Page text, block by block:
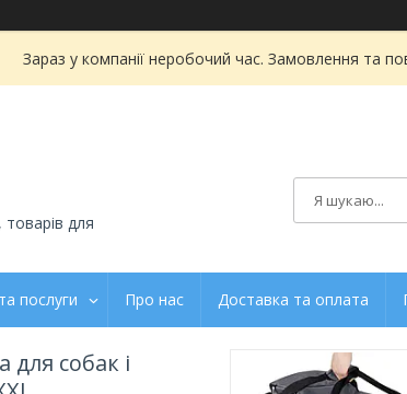
Зараз у компанії неробочий час. Замовлення та
товарів для
послуги Про нас Доставка та оплата
для собак і